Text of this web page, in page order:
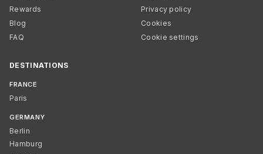
Rewards
Blog
FAQ
Privacy policy
Cookies
Cookie settings
DESTINATIONS
FRANCE
Paris
GERMANY
Berlin
Hamburg